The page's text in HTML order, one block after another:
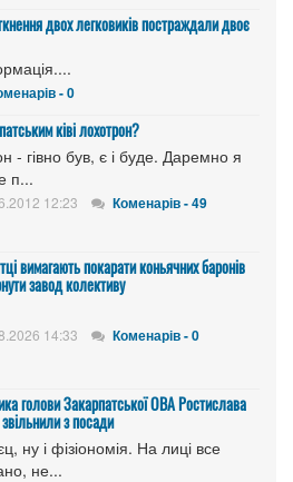
двох легковиків постраждали двоє
- 0
ківі лохотрон?
- гівно був, є і буде. Даремно я
п...
12:23 Коменарів - 49
вимагають покарати коньячних баронів
завод колективу
14:33 Коменарів - 0
голови Закарпатської ОВА Ростислава
з посади
ну і фізіономія. На лиці все
не...